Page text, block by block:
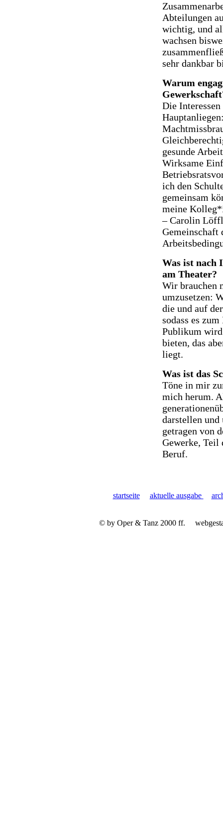
Abteilungen
wichtig, und
wachsen
sehr dankbar
Warum
Die
gesunde
Wirksame
ich den
gemeinsam
meine
– Carolin
Gemeinschaft
Was ist nach
am Theater?
Wir brauchen
umzusetzen:
die und auf
sodass es
Publikum
bieten, das
liegt.
Was ist das
Töne in mir
mich herum.
darstellen und
getragen von
Gewerke, Teil
Beruf.
startseite aktuelle ausgabe
© by Oper & Tanz 2000 ff.